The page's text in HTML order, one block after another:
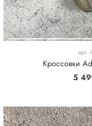
арт.
Кроссовки
5